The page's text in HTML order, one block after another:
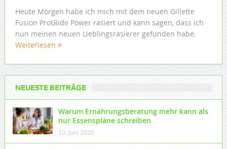
Heute Morgen habe ich mich mit dem neuen Gillette
Fusion ProGlide Power rasiert und kann sagen, dass ich
nun meinen neuen Lieblingsrasierer gefunden habe.
Weiterlesen
NEUESTE BEITRÄGE
Warum Ernährungsberatung mehr kann als
nur Essenspläne schreiben
10. Juni 2026